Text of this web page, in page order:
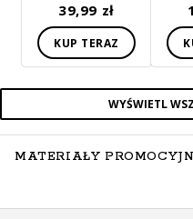
39,99 zł
KUP TERAZ
WYŚWIETL
MATERIAŁY